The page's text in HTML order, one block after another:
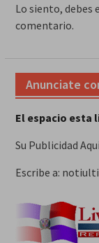
Lo siento, debes
comentario.
Anunciate
El espacio esta
Su Publicidad
Escribe a: